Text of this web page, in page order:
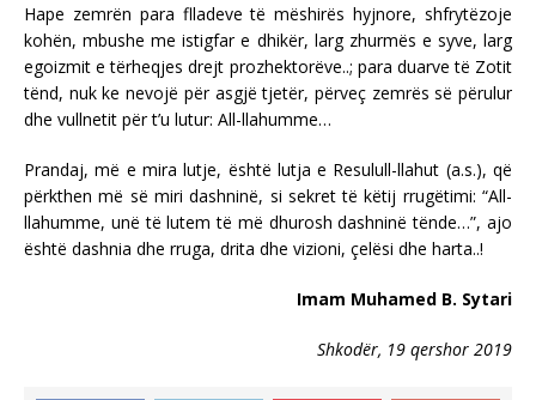
Hape zemrën para flladeve të mëshirës hyjnore, shfrytëzoje
kohën, mbushe me istigfar e dhikër, larg zhurmës e syve, larg
egoizmit e tërheqjes drejt prozhektorëve..; para duarve të Zotit
tënd, nuk ke nevojë për asgjë tjetër, përveç zemrës së përulur
dhe vullnetit për t’u lutur: All-llahumme…
Prandaj, më e mira lutje, është lutja e Resulull-llahut (a.s.), që
përkthen më së miri dashninë, si sekret të këtij rrugëtimi: “All-
llahumme, unë të lutem të më dhurosh dashninë tënde…”, ajo
është dashnia dhe rruga, drita dhe vizioni, çelësi dhe harta..!
Imam Muhamed B. Sytari
Shkodër, 19 qershor 2019